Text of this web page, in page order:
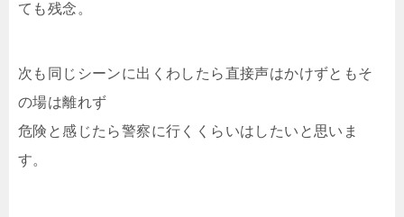
ても残念。
次も同じシーンに出くわしたら直接声はかけずともそ
の場は離れず
危険と感じたら警察に行くくらいはしたいと思いま
す。